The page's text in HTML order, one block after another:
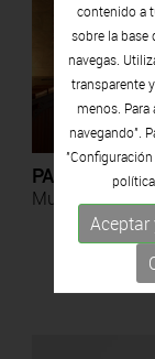
PALAU
Museo de
contenido a
sobre la base
navegas.
transparente
menos. Para
navegando".
"Configuración
Aceptar